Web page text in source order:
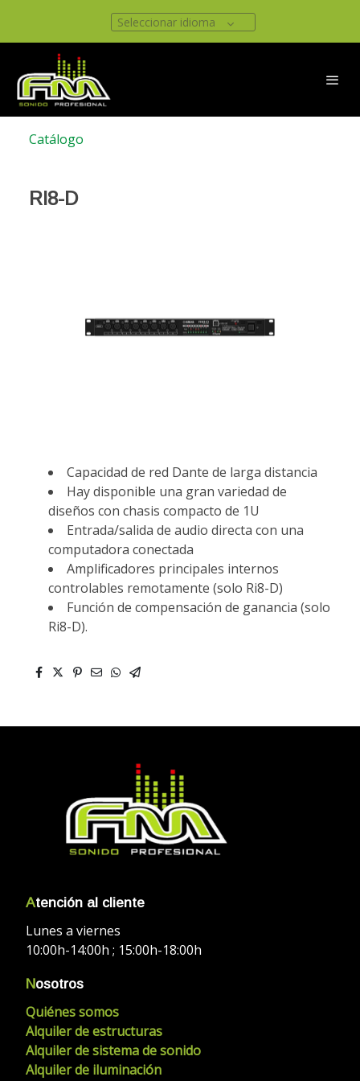
Seleccionar idioma
Catálogo
RI8-D
Capacidad de red Dante de larga distancia
Hay disponible una gran variedad de
diseños con chasis compacto de 1U
Entrada/salida de audio directa con una
computadora conectada
Amplificadores principales internos
controlables remotamente (solo Ri8-D)
Función de compensación de ganancia (solo
Ri8-D).
Atención al cliente
Lunes a viernes
10:00h-14:00h ; 15:00h-18:00h
Nosotros
Quiénes somos
Alquiler de estructuras
Alquiler de sistema de sonido
Alquiler de iluminación